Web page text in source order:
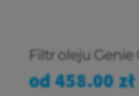
Filtr oleju
od458.00zł